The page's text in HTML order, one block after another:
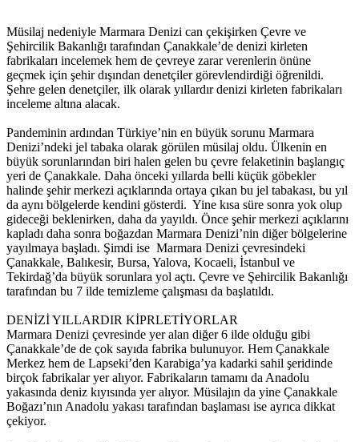
Müsilaj nedeniyle Marmara Denizi can çekişirken Çevre ve
Şehircilik Bakanlığı tarafından Çanakkale’de denizi kirleten
fabrikaları incelemek hem de çevreye zarar verenlerin önüne
geçmek için şehir dışından denetçiler görevlendirdiği öğrenildi.
Şehre gelen denetçiler, ilk olarak yıllardır denizi kirleten fabrikaları
inceleme altına alacak.
Pandeminin ardından Türkiye’nin en büyük sorunu Marmara
Denizi’ndeki jel tabaka olarak görülen müsilaj oldu. Ülkenin en
büyük sorunlarından biri halen gelen bu çevre felaketinin başlangıç
yeri de Çanakkale. Daha önceki yıllarda belli küçük göbekler
halinde şehir merkezi açıklarında ortaya çıkan bu jel tabakası, bu yıl
da aynı bölgelerde kendini gösterdi. Yine kısa süre sonra yok olup
gideceği beklenirken, daha da yayıldı. Önce şehir merkezi açıklarını
kapladı daha sonra boğazdan Marmara Denizi’nin diğer bölgelerine
yayılmaya başladı. Şimdi ise Marmara Denizi çevresindeki
Çanakkale, Balıkesir, Bursa, Yalova, Kocaeli, İstanbul ve
Tekirdağ’da büyük sorunlara yol açtı. Çevre ve Şehircilik Bakanlığı
tarafından bu 7 ilde temizleme çalışması da başlatıldı.
DENİZİ YILLARDIR KİPRLETİYORLAR
Marmara Denizi çevresinde yer alan diğer 6 ilde olduğu gibi
Çanakkale’de de çok sayıda fabrika bulunuyor. Hem Çanakkale
Merkez hem de Lapseki’den Karabiga’ya kadarki sahil şeridinde
birçok fabrikalar yer alıyor. Fabrikaların tamamı da Anadolu
yakasında deniz kıyısında yer alıyor. Müsilajın da yine Çanakkale
Boğazı’nın Anadolu yakası tarafından başlaması ise ayrıca dikkat
çekiyor.